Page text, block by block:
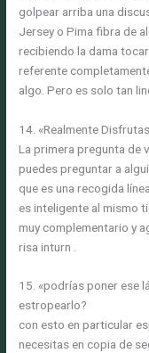
golpear arriba una
Jersey o Pima fibra de
recibiendo la dama
referente
algo. Pero es solo tan
14. «Realmente
La primera pregunta de
puedes preguntar a
que es una recogida
es inteligente al mismo
muy complementario y
risa inturn .
15. «podrías poner ese
estropearlo?
con esto en particular
necesitas en copia de